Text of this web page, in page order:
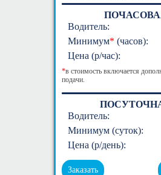
Водитель:
Минимум* (часов):
Цена (р/час):
*в стоимость включается
подачи.
Водитель:
Минимум (суток):
Цена (р/день):
Заказать